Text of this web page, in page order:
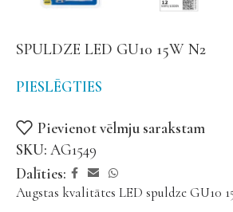
SPULDZE LED GU10 15W N2
PIESLĒGTIES
Pievienot vēlmju sarakstam
SKU: AG1549
Dalīties:
Augstas kvalitātes LED spuldze GU10